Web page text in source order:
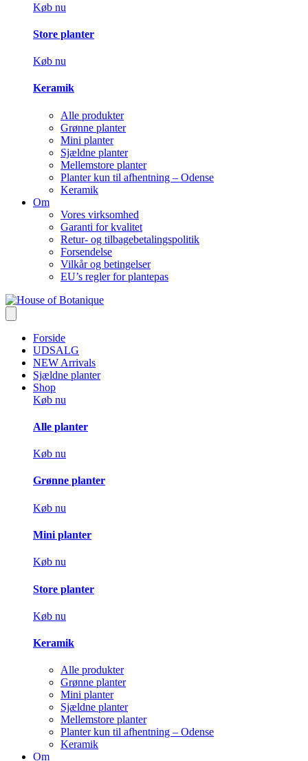
Køb nu
Store planter
Køb nu
Keramik
Alle produkter
Grønne planter
Mini planter
Sjældne planter
Mellemstore planter
Planter kun til afhentning – Odense
Keramik
Om
Vores virksomhed
Garanti for kvalitet
Retur- og tilbagebetalingspolitik
Forsendelse
Vilkår og betingelser
EU’s regler for plantepas
Forside
UDSALG
NEW Arrivals
Sjældne planter
Shop
Køb nu
Alle planter
Køb nu
Grønne planter
Køb nu
Mini planter
Køb nu
Store planter
Køb nu
Keramik
Alle produkter
Grønne planter
Mini planter
Sjældne planter
Mellemstore planter
Planter kun til afhentning – Odense
Keramik
Om